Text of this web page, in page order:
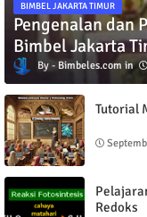
BIMBEL JAKARTA TIMUR
Pengenalan dan
Bimbel Jakarta
Bimbeles.com
Tutorial
Redoks